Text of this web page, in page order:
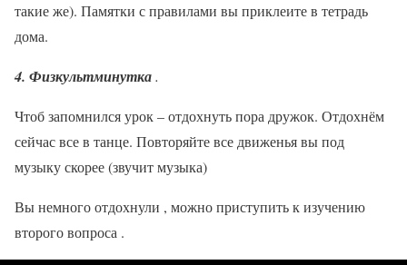
такие же). Памятки с правилами вы приклеите в тетрадь
дома.
4. Физкультминутка.
Чтоб запомнился урок – отдохнуть пора дружок. Отдохнём
сейчас все в танце. Повторяйте все движенья вы под
музыку скорее (звучит музыка)
Вы немного отдохнули , можно приступить к изучению
второго вопроса .